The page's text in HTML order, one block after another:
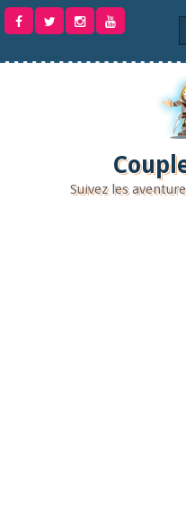
Aller
Suivez les